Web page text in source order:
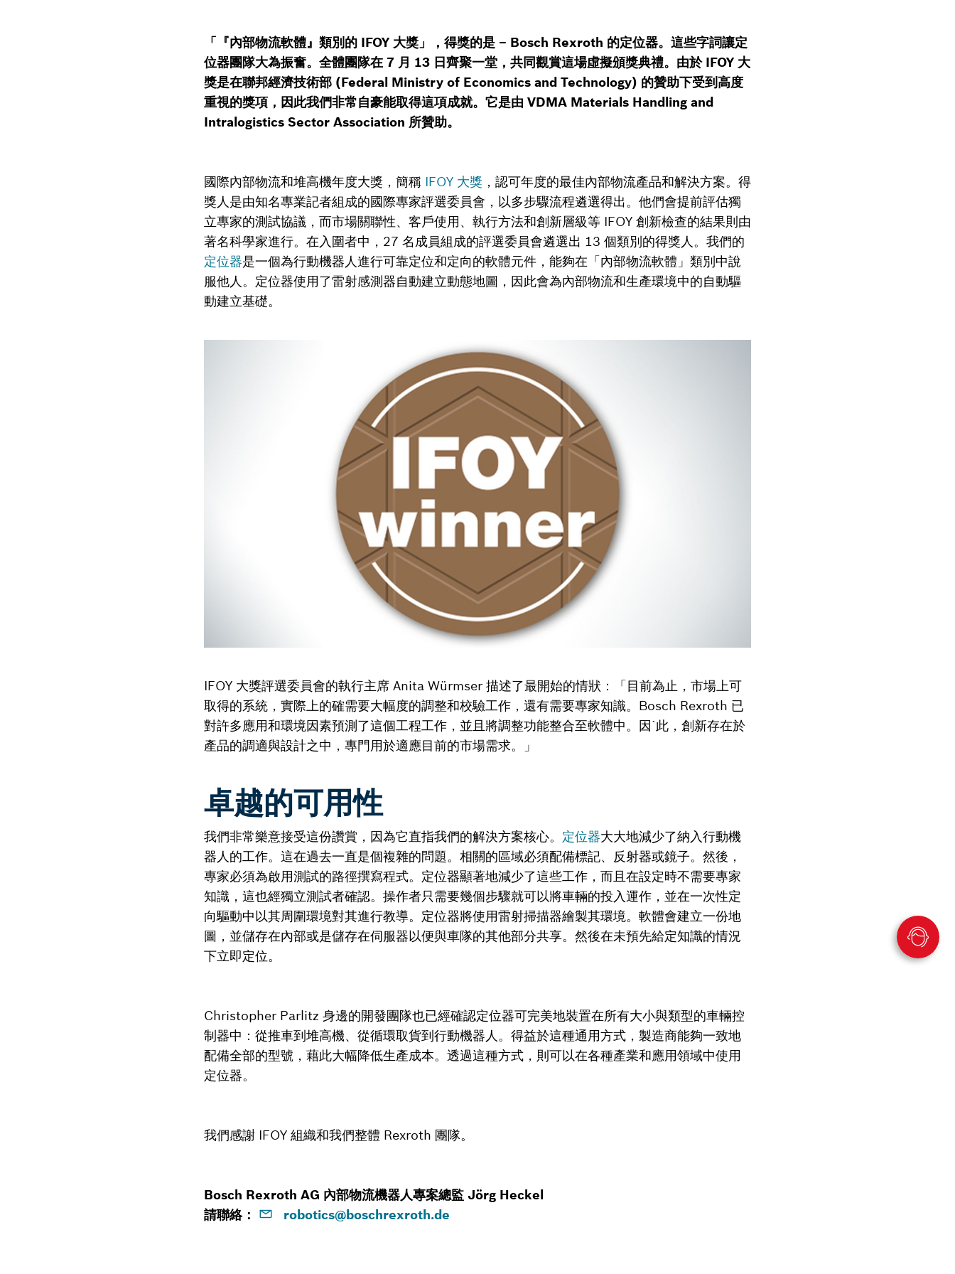
「『內部物流軟體』類別的 IFOY 大獎」，得獎的是 – Bosch Rexroth 的定位器。這些字詞讓定
位器團隊大為振奮。全體團隊在 7 月 13 日齊聚一堂，共同觀賞這場虛擬頒獎典禮。由於 IFOY 大
獎是在聯邦經濟技術部 (Federal Ministry of Economics and Technology) 的贊助下受到高度
重視的獎項，因此我們非常自豪能取得這項成就。它是由 VDMA Materials Handling and
Intralogistics Sector Association 所贊助。
國際內部物流和堆高機年度大獎，簡稱 IFOY 大獎 ，認可年度的最佳內部物流產品和解決方案。得
獎人是由知名專業記者組成的國際專家評選委員會，以多步驟流程遴選得出。他們會提前評估獨
立專家的測試協議，而市場關聯性、客戶使用、執行方法和創新層級等 IFOY 創新檢查的結果則由
著名科學家進行。在入圍者中，27 名成員組成的評選委員會遴選出 13 個類別的得獎人。我們的
定位器是一個為行動機器人進行可靠定位和定向的軟體元件，能夠在「內部物流軟體」類別中說
服他人。定位器使用了雷射感測器自動建立動態地圖，因此會為內部物流和生產環境中的自動驅
動建立基礎。
IFOY 大獎評選委員會的執行主席 Anita Würmser 描述了最開始的情狀：「目前為止，市場上可
取得的系統，實際上的確需要大幅度的調整和校驗工作，還有需要專家知識。Bosch Rexroth 已
對許多應用和環境因素預測了這個工程工作，並且將調整功能整合至軟體中。因ˋ此，創新存在於
產品的調適與設計之中，專門用於適應目前的市場需求。」
卓越的可用性
我們非常樂意接受這份讚賞，因為它直指我們的解決方案核心。 定位器大大地減少了納入行動機
器人的工作。這在過去一直是個複雜的問題。相關的區域必須配備標記、反射器或鏡子。然後，
專家必須為啟用測試的路徑撰寫程式。定位器顯著地減少了這些工作，而且在設定時不需要專家
知識，這也經獨立測試者確認。操作者只需要幾個步驟就可以將車輛的投入運作，並在一次性定
向驅動中以其周圍環境對其進行教導。定位器將使用雷射掃描器繪製其環境。軟體會建立一份地
圖，並儲存在內部或是儲存在伺服器以便與車隊的其他部分共享。然後在未預先給定知識的情況
下立即定位。
Christopher Parlitz 身邊的開發團隊也已經確認定位器可完美地裝置在所有大小與類型的車輛控
制器中：從推車到堆高機、從循環取貨到行動機器人。得益於這種通用方式，製造商能夠一致地
配備全部的型號，藉此大幅降低生產成本。透過這種方式，則可以在各種產業和應用領域中使用
定位器。
我們感謝 IFOY 組織和我們整體 Rexroth 團隊。
Bosch Rexroth AG 內部物流機器人專案總監 Jörg Heckel
請聯絡：
robotics@boschrexroth.de